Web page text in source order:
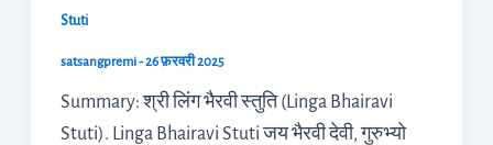
Stuti
satsangpremi-26 फ़रवरी 2025
Summary: श्री लिंग भैरवी स्तुति (Linga Bhairavi
Stuti). Linga Bhairavi Stuti जय भैरवी देवी, गुरुभ्यो